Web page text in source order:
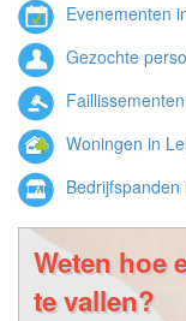
Evenementen
Gezochte
Woningen in
Bedrijfspanden
Weten hoe
te vallen?